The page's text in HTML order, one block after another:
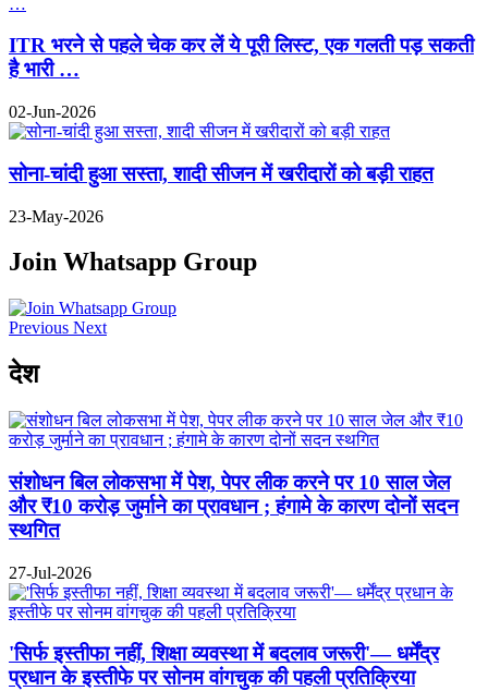
ITR भरने से पहले चेक कर लें ये पूरी लिस्ट, एक गलती पड़ सकती
है भारी …
02-Jun-2026
सोना-चांदी हुआ सस्ता, शादी सीजन में खरीदारों को बड़ी राहत
23-May-2026
Join Whatsapp Group
Previous Next
देश
संशोधन बिल लोकसभा में पेश, पेपर लीक करने पर 10 साल जेल
और ₹10 करोड़ जुर्माने का प्रावधान ; हंगामे के कारण दोनों सदन
स्थगित
27-Jul-2026
'सिर्फ इस्तीफा नहीं, शिक्षा व्यवस्था में बदलाव जरूरी'— धर्मेंद्र
प्रधान के इस्तीफे पर सोनम वांगचुक की पहली प्रतिक्रिया